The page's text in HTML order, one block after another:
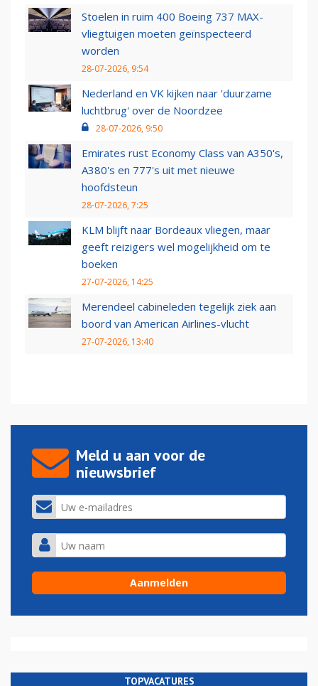
Stoelen in ruim 400 Boeing 737 MAX-
vliegtuigen moeten geïnspecteerd
worden
28-07-2026, 9:54
Nederland en VK kijken naar 'duurzame
luchtbrug' over de Noordzee
28-07-2026, 9:50
Emirates rust Economy Class van A350's,
A380's en 777's uit met nieuwe
hoofdsteun
28-07-2026, 7:25
KLM blijft naar Bordeaux vliegen, maar
geeft reizigers wel mogelijkheid om te
boeken
27-07-2026, 14:25
Merendeel cabineleden tegelijk ziek aan
boord van American Airlines-vlucht
27-07-2026, 13:40
Meld u aan voor de
nieuwsbrief
TOPVACATURES